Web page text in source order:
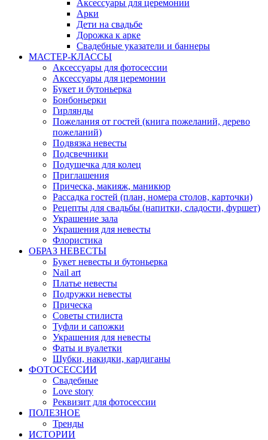
Аксессуары для церемонии
Арки
Дети на свадьбе
Дорожка к арке
Свадебные указатели и баннеры
МАСТЕР-КЛАССЫ
Аксессуары для фотосессии
Аксессуары для церемонии
Букет и бутоньерка
Бонбоньерки
Гирлянды
Пожелания от гостей (книга пожеланий, дерево
пожеланий)
Подвязка невесты
Подсвечники
Подушечка для колец
Приглашения
Прическа, макияж, маникюр
Рассадка гостей (план, номера столов, карточки)
Рецепты для свадьбы (напитки, сладости, фуршет)
Украшение зала
Украшения для невесты
Флористика
ОБРАЗ НЕВЕСТЫ
Букет невесты и бутоньерка
Nail art
Платье невесты
Подружки невесты
Прическа
Советы стилиста
Туфли и сапожки
Украшения для невесты
Фаты и вуалетки
Шубки, накидки, кардиганы
ФОТОСЕССИИ
Свадебные
Love story
Реквизит для фотосессии
ПОЛЕЗНОЕ
Тренды
ИСТОРИИ